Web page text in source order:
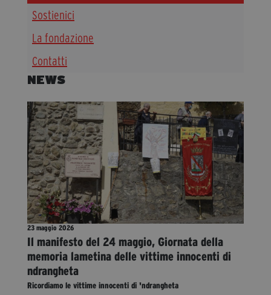
Diventa Partner
Dona
Fondazione Trame
Chi Siamo
Civico Trame
#Trameascuola
Visioni Civiche
Mostra 3D - Visioni Civiche
Il Diritto di Essere
Archivio Storico
Contatti
segreteria@tramefestival.it
NEWS
23 maggio 2026
Il manifesto del 24 maggio, Giornata della
memoria lametina delle vittime innocenti di
ndrangheta
Ricordiamo le vittime innocenti di 'ndrangheta
Sostienici
La fondazione
Contatti